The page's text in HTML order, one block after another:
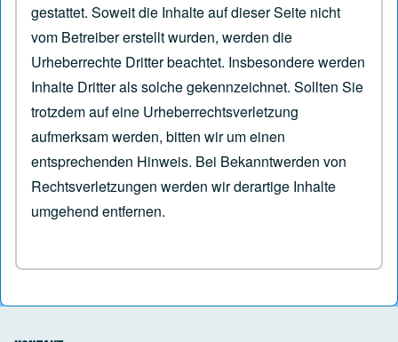
gestattet. Soweit die Inhalte auf dieser Seite nicht
vom Betreiber erstellt wurden, werden die
Urheberrechte Dritter beachtet. Insbesondere werden
Inhalte Dritter als solche gekennzeichnet. Sollten Sie
trotzdem auf eine Urheberrechtsverletzung
aufmerksam werden, bitten wir um einen
entsprechenden Hinweis. Bei Bekanntwerden von
Rechtsverletzungen werden wir derartige Inhalte
umgehend entfernen.